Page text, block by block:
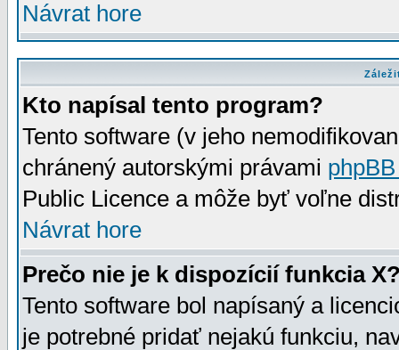
Návrat hore
Kto napísal tento program?
Tento software (v jeho
chránený autorskými právami
Public Licence a môže byť voľne
Návrat hore
Prečo nie je k dispozícií funkcia
Tento software bol napísaný a
je potrebné pridať nejakú funkciu,